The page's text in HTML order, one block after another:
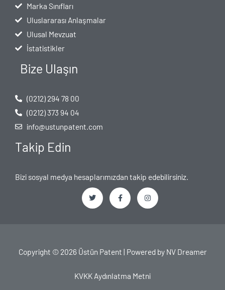
Marka Sınıfları
Uluslararası Anlaşmalar
Ulusal Mevzuat
İstatistikler
Bize Ulaşın
(0212) 294 78 00
(0212) 373 94 04
info@ustunpatent.com
Takip Edin
Bizi sosyal medya hesaplarımızdan takip edebilirsiniz.
T
r
F
o
f
I
r
Copyright © 2026 Üstün Patent | Powered by NV Dreamer
KVKK Aydınlatma Metni